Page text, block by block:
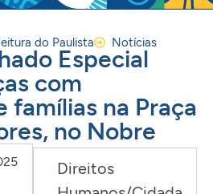
do Paulista Notícias
Especial
com
famílias na Praça
no Nobre
Direitos